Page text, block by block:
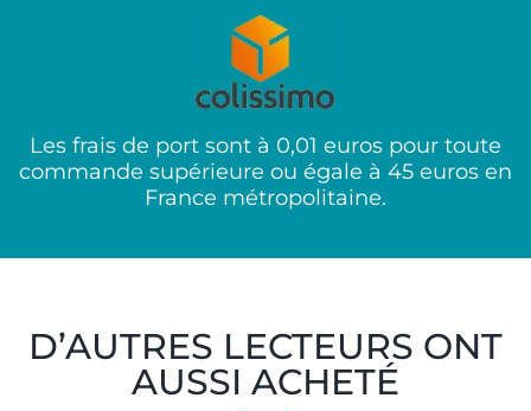
Les frais de port sont à 0,01 euros pour toute
commande supérieure ou égale à 45 euros en
France métropolitaine.
D’AUTRES LECTEURS ONT
AUSSI ACHETÉ